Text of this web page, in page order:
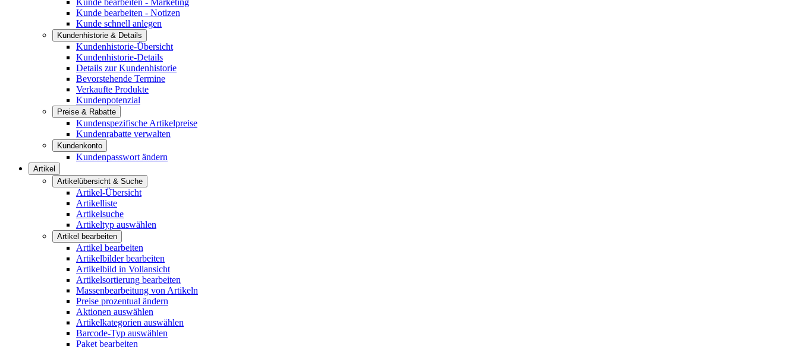
Kunde bearbeiten - Marketing
Kunde bearbeiten - Notizen
Kunde schnell anlegen
Kundenhistorie & Details
Kundenhistorie-Übersicht
Kundenhistorie-Details
Details zur Kundenhistorie
Bevorstehende Termine
Verkaufte Produkte
Kundenpotenzial
Preise & Rabatte
Kundenspezifische Artikelpreise
Kundenrabatte verwalten
Kundenkonto
Kundenpasswort ändern
Artikel
Artikelübersicht & Suche
Artikel-Übersicht
Artikelliste
Artikelsuche
Artikeltyp auswählen
Artikel bearbeiten
Artikel bearbeiten
Artikelbilder bearbeiten
Artikelbild in Vollansicht
Artikelsortierung bearbeiten
Massenbearbeitung von Artikeln
Preise prozentual ändern
Aktionen auswählen
Artikelkategorien auswählen
Barcode-Typ auswählen
Paket bearbeiten